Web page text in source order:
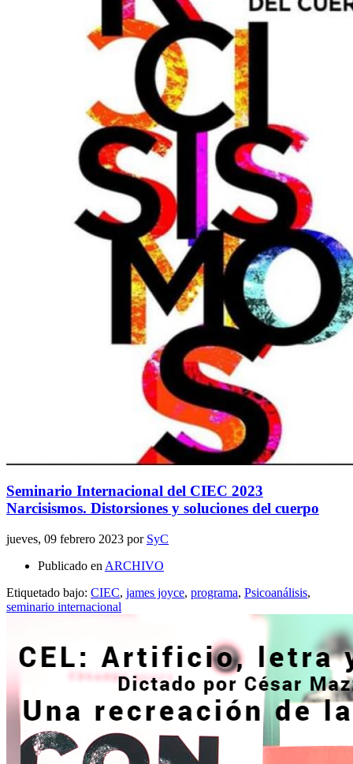
Seminario Internacional del CIEC 2023
Narcisismos. Distorsiones y soluciones del cuerpo
jueves, 09 febrero 2023 por SyC
Publicado en ARCHIVO
Etiquetado bajo: CIEC, james joyce, programa, Psicoanálisis,
seminario internacional